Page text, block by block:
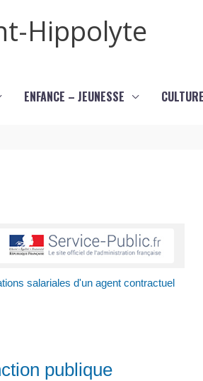
Hippolyte
ENFANCE – JEUNESSE
salariales d'un agent contractuel
publique